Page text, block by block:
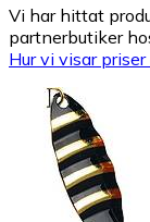
Vi har hittat
partnerbutiker
Hur vi visar